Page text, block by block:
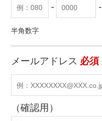
- -
半角数字
メールアドレス 必須
（確認用）